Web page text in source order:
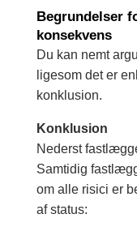
Begrundelser
konsekvens
Du kan nemt
ligesom det er
konklusion.
Konklusion
Nederst
Samtidig
om alle risici er
af status: